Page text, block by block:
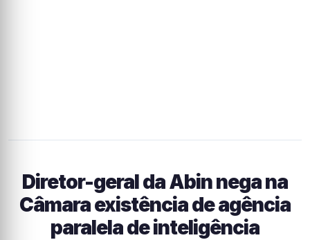
Diretor-geral da Abin nega na
Câmara existência de agência
paralela de inteligência